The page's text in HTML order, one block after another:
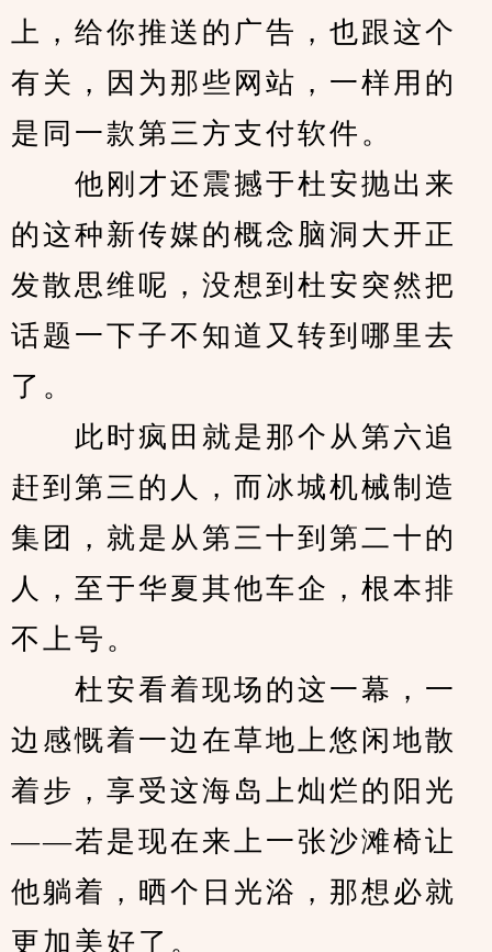
上，给你推送的广告，也跟这个
有关，因为那些网站，一样用的
是同一款第三方支付软件。
他刚才还震撼于杜安抛出来
的这种新传媒的概念脑洞大开正
发散思维呢，没想到杜安突然把
话题一下子不知道又转到哪里去
了。
此时疯田就是那个从第六追
赶到第三的人，而冰城机械制造
集团，就是从第三十到第二十的
人，至于华夏其他车企，根本排
不上号。
杜安看着现场的这一幕，一
边感慨着一边在草地上悠闲地散
着步，享受这海岛上灿烂的阳光
——若是现在来上一张沙滩椅让
他躺着，晒个日光浴，那想必就
更加美好了。